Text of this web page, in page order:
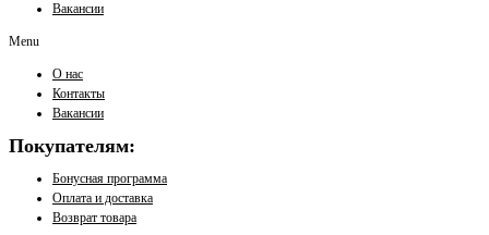
Вакансии
Menu
О нас
Контакты
Вакансии
Покупателям:
Бонусная программа
Оплата и доставка
Возврат товара